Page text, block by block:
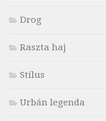
Drog
Raszta haj
Stílus
Urbán legenda